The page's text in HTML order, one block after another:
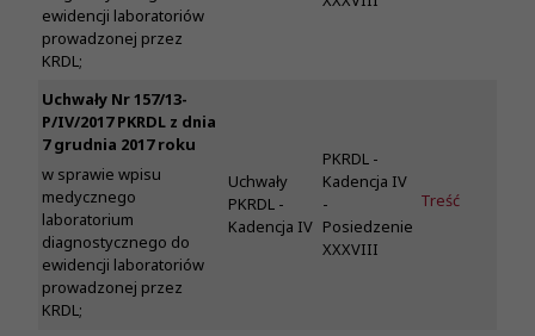
ewidencji laboratoriów
prowadzonej przez
KRDL;
Uchwały Nr 157/13-
P/IV/2017 PKRDL z dnia
7 grudnia 2017 roku
w sprawie wpisu
medycznego
laboratorium
diagnostycznego do
ewidencji laboratoriów
prowadzonej przez
KRDL;
Uchwały
PKRDL -
Kadencja IV
PKRDL -
Kadencja IV
-
Posiedzenie
XXXVIII
Treść